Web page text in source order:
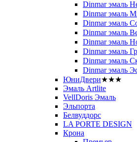
Dinmar эмаль
Dinmar эмаль
Dinmar эмаль
Dinmar эмаль
Dinmar эмаль
Dinmar эмаль
Dinmar эмаль
Dinmar эмаль
ЮниДвери★★★
Эмаль Artlite
VellDoris Эмаль
Эльпорта
Белвуддорс
LA PORTE DESIGN
Крона